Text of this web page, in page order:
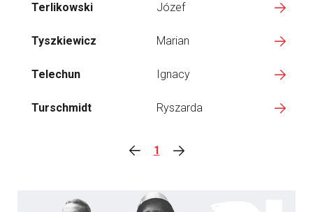
Terlikowski Józef
Tyszkiewicz Marian
Telechun Ignacy
Turschmidt Ryszarda
1